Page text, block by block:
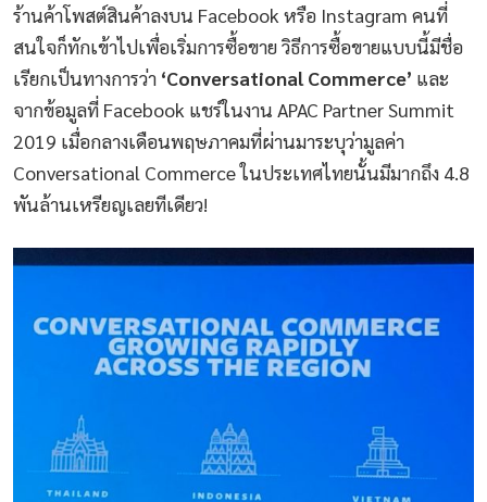
ร้านค้าโพสต์สินค้าลงบน Facebook หรือ Instagram คนที่
สนใจก็ทักเข้าไปเพื่อเริ่มการซื้อขาย วิธีการซื้อขายแบบนี้มีชื่อ
เรียกเป็นทางการว่า ‘Conversational Commerce’ และ
จากข้อมูลที่ Facebook แชร์ในงาน APAC Partner Summit
2019 เมื่อกลางเดือนพฤษภาคมที่ผ่านมาระบุว่ามูลค่า
Conversational Commerce ในประเทศไทยนั้นมีมากถึง 4.8
พันล้านเหรียญเลยทีเดียว!